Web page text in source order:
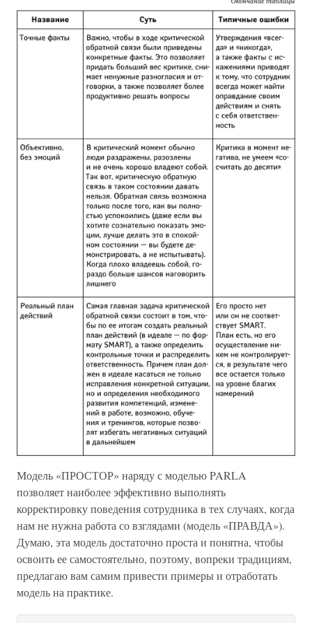
Модель «ПРОСТОР» наряду с моделью PARLA
позволяет наиболее эффективно выполнять
корректировку поведения сотрудника в тех случаях, когда
нам не нужна работа со взглядами (модель «ПРАВДА»).
Думаю, эта модель достаточно проста и понятна, чтобы
освоить ее самостоятельно, поэтому, вопреки традициям,
предлагаю вам самим привести примеры и отработать
модель на практике.